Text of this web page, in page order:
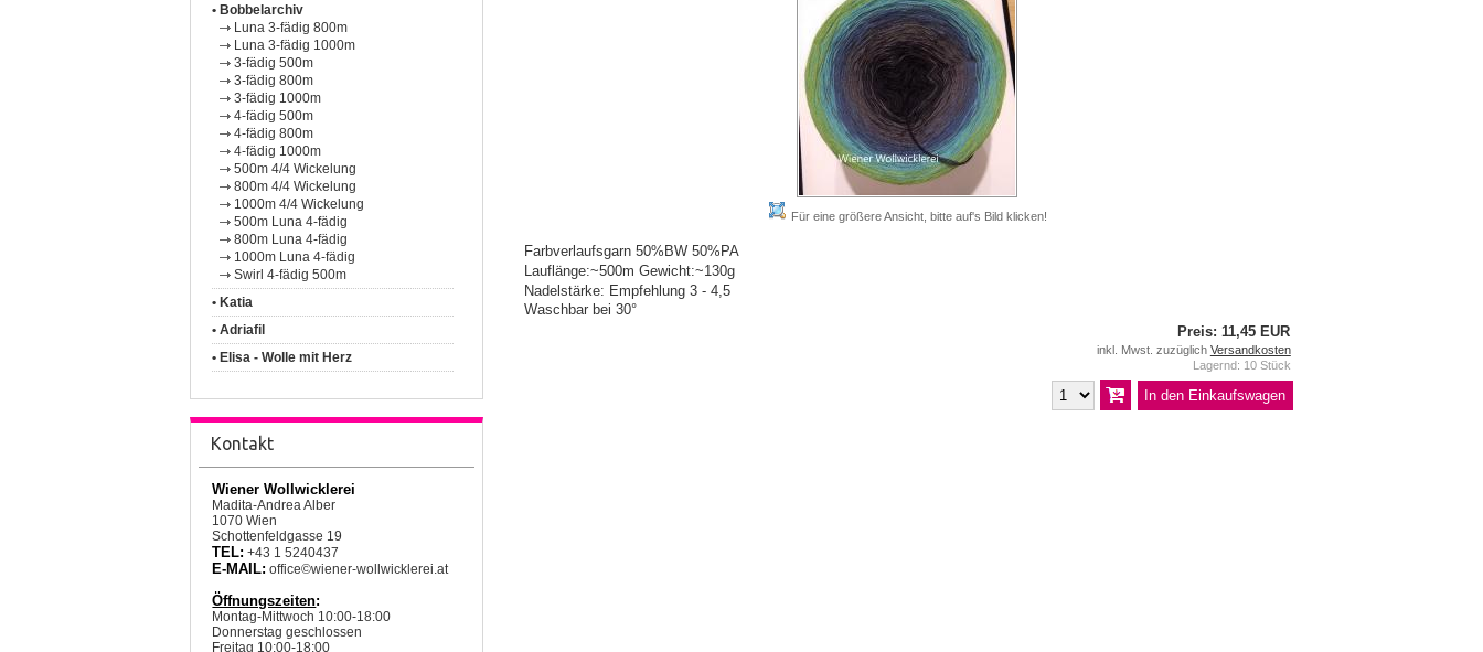
• Bobbelarchiv
Luna 3-fädig 800m
Luna 3-fädig 1000m
3-fädig 500m
3-fädig 800m
3-fädig 1000m
4-fädig 500m
4-fädig 800m
4-fädig 1000m
500m 4/4 Wickelung
800m 4/4 Wickelung
1000m 4/4 Wickelung
500m Luna 4-fädig
800m Luna 4-fädig
1000m Luna 4-fädig
Swirl 4-fädig 500m
• Katia
• Adriafil
• Elisa - Wolle mit Herz
Kontakt
Wiener Wollwicklerei
Madita-Andrea Alber
1070 Wien
Schottenfeldgasse 19
TEL: +43 1 5240437
E-MAIL: office©wiener-wollwicklerei.at
Öffnungszeiten:
Montag-Mittwoch 10:00-18:00
Donnerstag geschlossen
Freitag 10:00-18:00
Für eine größere Ansicht, bitte auf's Bild klicken!
Farbverlaufsgarn 50%BW 50%PA
Lauflänge:~500m Gewicht:~130g
Nadelstärke: Empfehlung 3 - 4,5
Waschbar bei 30°
Preis: 11,45 EUR
inkl. Mwst. zuzüglich Versandkosten
Lagernd: 10 Stück